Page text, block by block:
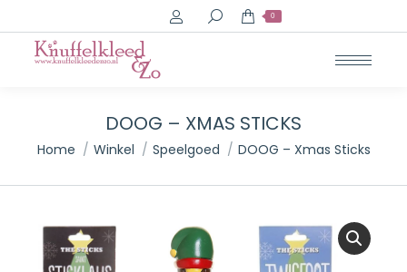
Search: 0
DOOG – XMAS STICKS
Je bent hier:
Home Winkel Speelgoed DOOG – Xmas Sticks